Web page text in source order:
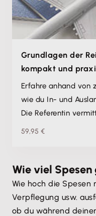
Grundlagen der
kompakt und
Erfahre anhand von
wie du In- und
Die Referentin
59,95 €
Wie viel
Wie hoch die Spesen
Verpflegung usw.
ob du während deiner